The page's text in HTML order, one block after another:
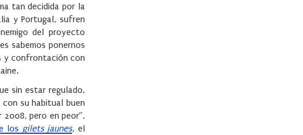
tan decidida por la
y Portugal, sufren
del proyecto
sabemos ponernos
y confrontación con
sin estar regulado.
su habitual buen
pero en peor”.
los gilets jaunes, el